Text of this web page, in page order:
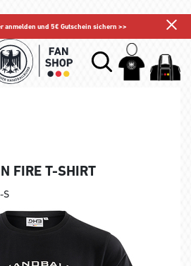
anmelden und 5€ Gutschein sichern >>
FIRE T-SHIRT
S